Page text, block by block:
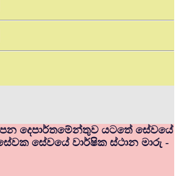
දෙපාර්තමේන්තුව යටතේ සේවයේ
සේවයේ වාර්ෂික ස්ථාන මාරු -